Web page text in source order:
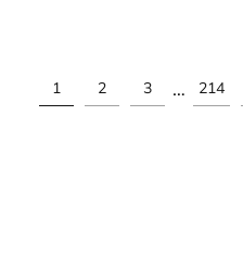
1 2 3 … 214